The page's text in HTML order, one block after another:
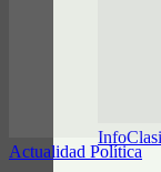
Actualidad Política